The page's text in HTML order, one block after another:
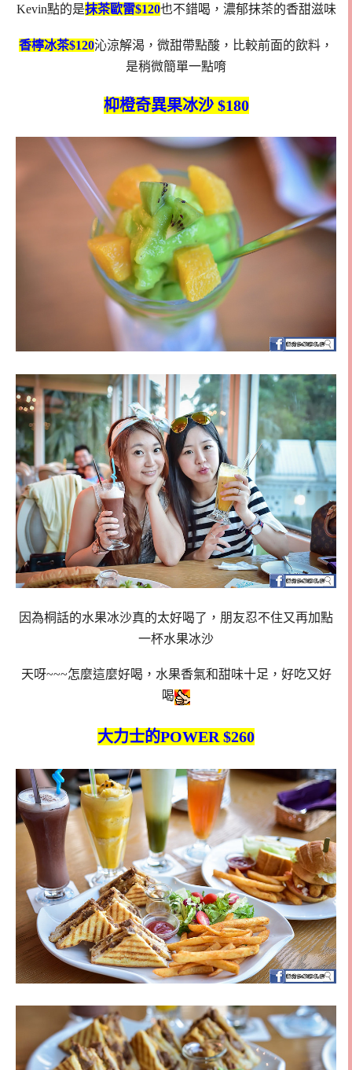
Kevin點的是抹茶歐雷$120也不錯喝，濃郁抹茶的香甜滋味
香檸冰茶$120沁涼解渴，微甜帶點酸，比較前面的飲料，
是稍微簡單一點唷
枊橙奇異果冰沙 $180
因為桐話的水果冰沙真的太好喝了，朋友忍不住又再加點
一杯水果冰沙
天呀~~~怎麼這麼好喝，水果香氣和甜味十足，好吃又好
喝
大力士的POWER $260